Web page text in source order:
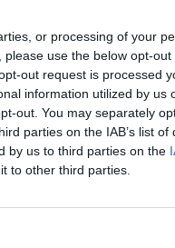
or processing of your
use the below opt-out
out request is processed
information utilized by us
out. You may separately
parties on the IAB’s list of
by us to third parties on the
to other third parties.